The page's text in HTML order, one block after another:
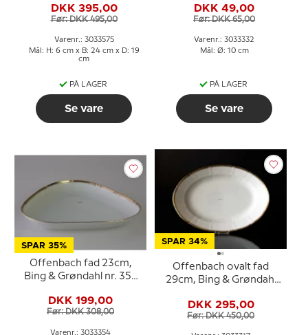
DKK 395,00
Før: DKK 495,00
Varenr.: 3033575
Mål: H: 6 cm x B: 24 cm x D: 19
cm
PÅ LAGER
Se vare
DKK 49,00
Før: DKK 65,00
Varenr.: 3033332
Mål: Ø: 10 cm
PÅ LAGER
Se vare
SPAR 35%
Offenbach fad 23cm,
Bing & Grøndahl nr. 354
DKK 199,00
Før: DKK 308,00
Varenr.: 3033354
SPAR 34%
Offenbach ovalt fad
29cm, Bing & Grøndahl
DKK 295,00
Før: DKK 450,00